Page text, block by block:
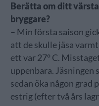
Berätta om ditt
bryggare?
– Min första saison
att de skulle jäsa
ett var 27° C.
uppenbara. Jäsningen
sedan öka någon grad
estrig (efter två års